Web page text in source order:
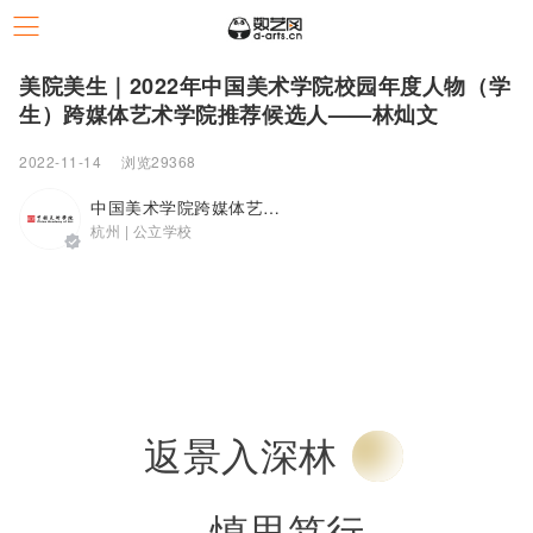
美院美生｜2022年中国美术学院校园年度人物（学
生）跨媒体艺术学院推荐候选人——林灿文
2022-11-14 浏览29368
中国美术学院跨媒体艺术学院
杭州 | 公立学校
返景入深林